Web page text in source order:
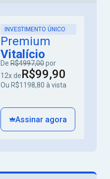
INVESTIMENTO ÚNICO
Premium
Vitalício
De R$4997,00por
12x deR$99,90
Ou R$1198,80 à vista
Assinar agora